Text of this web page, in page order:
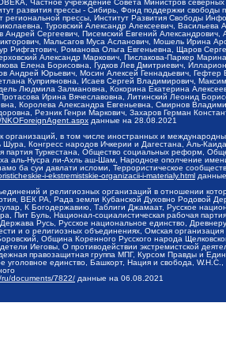
Частное учреждение Совета Министров северных
развития прессы - Сибирь, Фонд поддержки
региональной прессы, Институт Развития Свободы
Туровский Александр Алексеевич,
Андрей Сергеевич, Писемский Евгений
Мальсагов Муса Асланович, Мошель Ирина
Рифгатович, Романова Ольга Евгеньевна, Щаров
Александр Маркович, Пислакова-Паркер
Елена Борисовна, Гудков Лев Дмитриевич,
Андрей Юрьевич, Мосин Алексей Геннадьевич,
Куприяновна, Исаев Сергей Владимирович,
Людмила Залмановна, Кокорина Екатерина
Ирина Вячеславовна, Литинский Леонид
Королева Александра Евгеньевна, Смирнов
Резник Генри Маркович, Захаров Герман
данные на 28.08.2021
в том числе иностранных и
Конгресс народов Ичкерии и Дагестана, Аль-
партия Туркестана, Общество социальных реформ,
аль-Нусра ли-Ахль аш-Шам, Народное ополчение
ба суи давлати исломи, Террористическое
i-ekstremistskie-organizacii-i-materialy.html
и религиозных организаций в отношении
ВЕК РА, Рада земли Кубанской Духовно Родовой
К Богодержавию, Таблиги Джамаат, Русское
Пит Буль, Национал-социалистическая рабочая
Русь, Русское национальное единство,
и о религиозных объединениях, Омская
Община Коренного Русского народа
Иеговы, О противодействии экстремистской
правозащитная группа МПГ, Курсом Правды и
уголовное единство, Башкорт, Нация и свобода,
documents/7822/ данные на 06.08.2021